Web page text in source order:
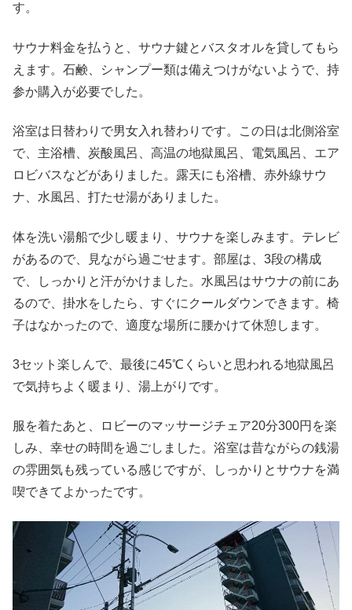
す。
サウナ料金を払うと、サウナ鍵とバスタオルを貸してもら
えます。石鹸、シャンプー類は備えつけがないようで、持
参か購入が必要でした。
浴室は日替わりで男女入れ替わりです。この日は北側浴室
で、主浴槽、炭酸風呂、高温の地獄風呂、電気風呂、エア
ロビバスなどがありました。露天にも浴槽、赤外線サウ
ナ、水風呂、打たせ湯がありました。
体を洗い湯船で少し暖まり、サウナを楽しみます。テレビ
があるので、見ながら過ごせます。部屋は、3段の構成
で、しっかりと汗がかけました。水風呂はサウナの前にあ
るので、掛水をしたら、すぐにクールダウンできます。椅
子はなかったので、適度な場所に腰かけて休憩します。
3セット楽しんで、最後に45℃くらいと思われる地獄風呂
で気持ちよく暖まり、湯上がりです。
服を着たあと、ロビーのマッサージチェア20分300円を楽
しみ、幸せの時間を過ごしました。浴室は昔ながらの銭湯
の雰囲気も残っている感じですが、しっかりとサウナを満
喫できてよかったです。